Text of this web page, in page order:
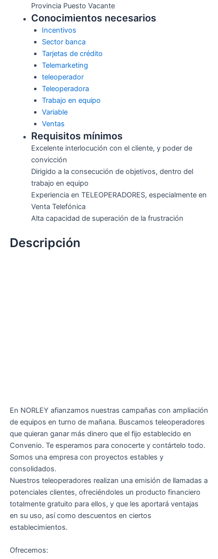
Provincia Puesto Vacante
Conocimientos necesarios
Incentivos
Sector banca
Tarjetas de crédito
Telemarketing
teleoperador
Teleoperadora
Trabajo en equipo
Variable
Ventas
Requisitos mínimos
Excelente interlocución con el cliente, y poder de
convicción
Dirigido a la consecución de objetivos, dentro del
trabajo en equipo
Experiencia en TELEOPERADORES, especialmente en
Venta Telefónica
Alta capacidad de superación de la frustración
Descripción
En NORLEY afianzamos nuestras campañas con ampliación
de equipos en turno de mañana. Buscamos teleoperadores
que quieran ganar más dinero que el fijo establecido en
Convenio. Te esperamos para conocerte y contártelo todo.
Somos una empresa con proyectos estables y
consolidados.
Nuestros teleoperadores realizan una emisión de llamadas a
potenciales clientes, ofreciéndoles un producto financiero
totalmente gratuito para ellos, y que les aportará ventajas
en su uso, así como descuentos en ciertos
establecimientos.
Ofrecemos: